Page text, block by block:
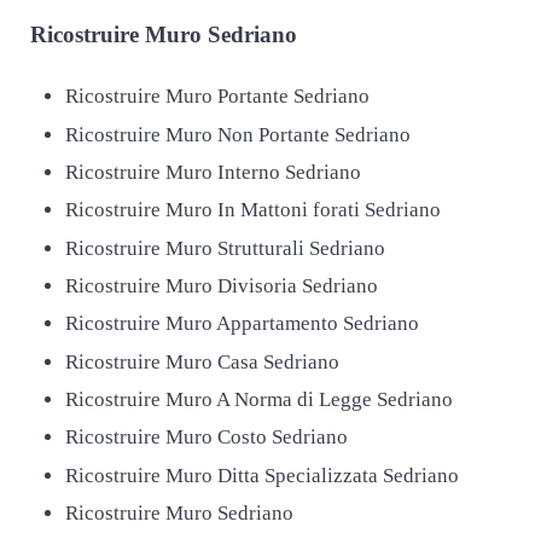
RicostruireMuro Sedriano
Ricostruire Muro Portante Sedriano
Ricostruire Muro Non Portante Sedriano
Ricostruire Muro Interno Sedriano
Ricostruire Muro In Mattoni forati Sedriano
Ricostruire Muro Strutturali Sedriano
Ricostruire Muro Divisoria Sedriano
Ricostruire Muro Appartamento Sedriano
Ricostruire Muro Casa Sedriano
Ricostruire Muro A Norma di Legge Sedriano
Ricostruire Muro Costo Sedriano
Ricostruire Muro Ditta Specializzata Sedriano
Ricostruire Muro Sedriano